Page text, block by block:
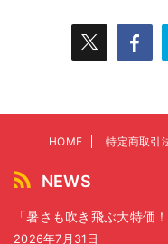
HOME 特定商取引
NEWS
「暑さも吹き飛ぶ大特価
2026年7月31日